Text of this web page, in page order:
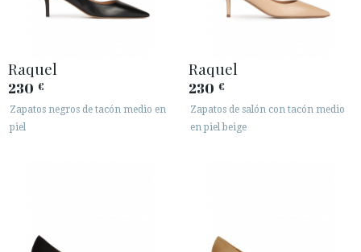
Raquel
230 €
Zapatos negros de tacón medio en
piel
Raquel
230 €
Zapatos de salón con tacón medio
en piel beige